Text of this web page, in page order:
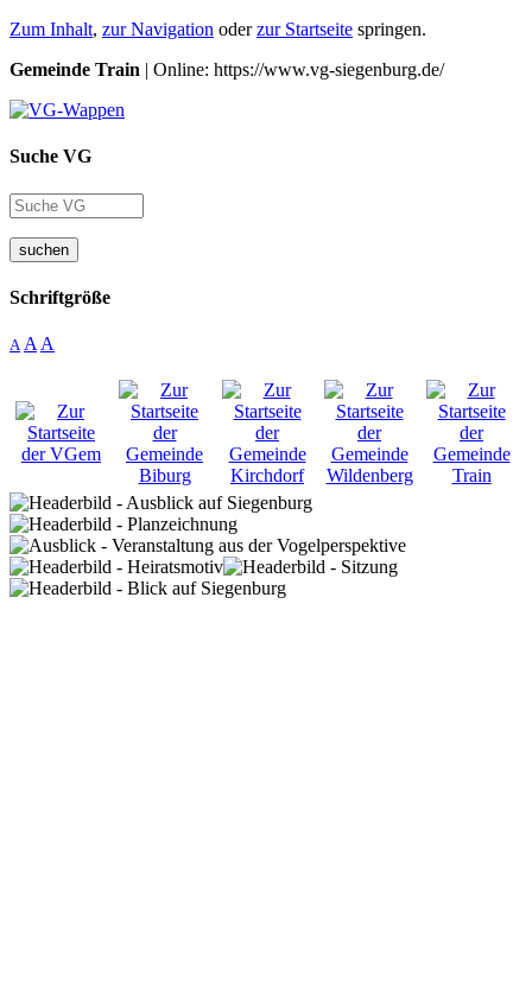
Zum Inhalt, zur Navigation oderzur Startseite springen.
Gemeinde Train | Online: https://www.vg-siegenburg.de/
Suche VG
suchen
Schriftgröße
A A A